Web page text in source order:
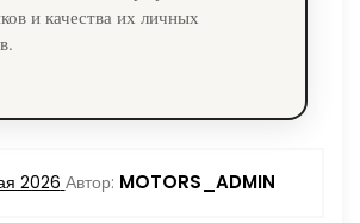
и качества их личных
2026 Автор: MOTORS_ADMIN